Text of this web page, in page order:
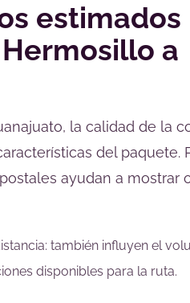
estimados
a
la calidad de la
del paquete.
ayudan a mostrar
también influyen el
disponibles para la ruta.